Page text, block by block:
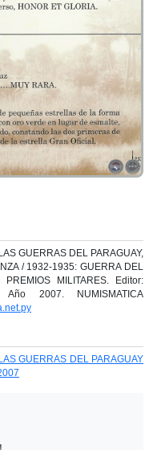
GUERRAS DEL PARAGUAY,
/ 1932-1935: GUERRA DEL
MILITARES. Editor:
Año 2007. NUMISMATICA
GUERRAS DEL PARAGUAY